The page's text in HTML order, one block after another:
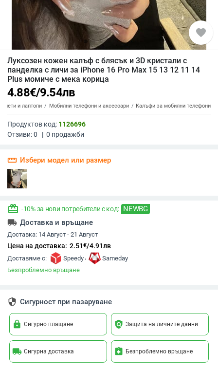
favorite
Луксозен кожен калъф с блясък и 3D кристали с
панделка с личи за iPhone 16 Pro Max 15 13 12 11 14
Plus момиче с мека корица
4.88€/9.54лв
и лаптопи Мобилни телефони и аксесоари Калъфи за мобилни телефони
Продуктов код: 1126696
Отзиви:0 | 0 продажби
straighten Избери модел или размер
redeem -10% за нови потребители с код: NEWBG
local_shipping Доставка и връщане
Доставка: 14 Август - 21 Август
Цена на доставка: 2.51€/4.91лв
Доставяме с: Speedy ,
Sameday
Безпроблемно връщане
security Сигурност при пазаруване
lock Сигурно плащане policy Защита на личните данни
local_shipping Сигурна доставка assignment_return Безпроблемно връщане